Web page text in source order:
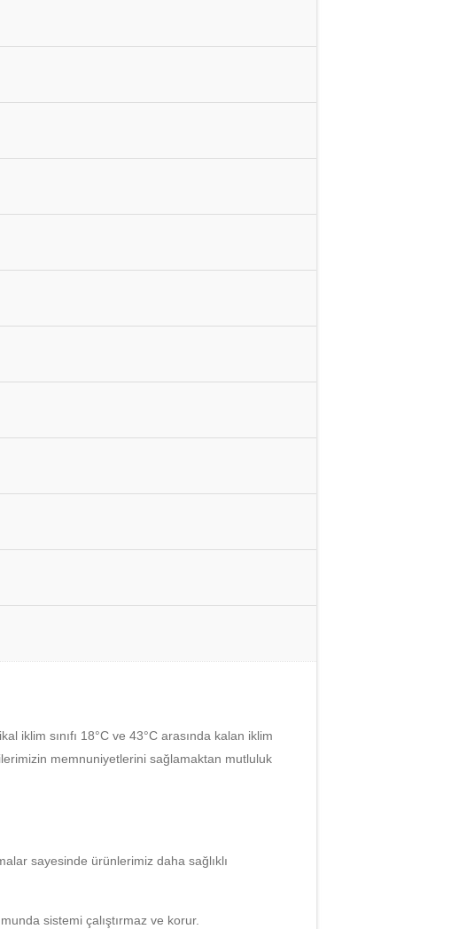
iklim sınıfı 18°C ve 43°C arasında kalan iklim
memnuniyetlerini sağlamaktan mutluluk
sayesinde ürünlerimiz daha sağlıklı
sistemi çalıştırmaz ve korur.